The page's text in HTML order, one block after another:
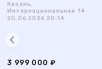
Казань,
Интернациональная 14
20.06.2026 20:14
3 999 000 ₽